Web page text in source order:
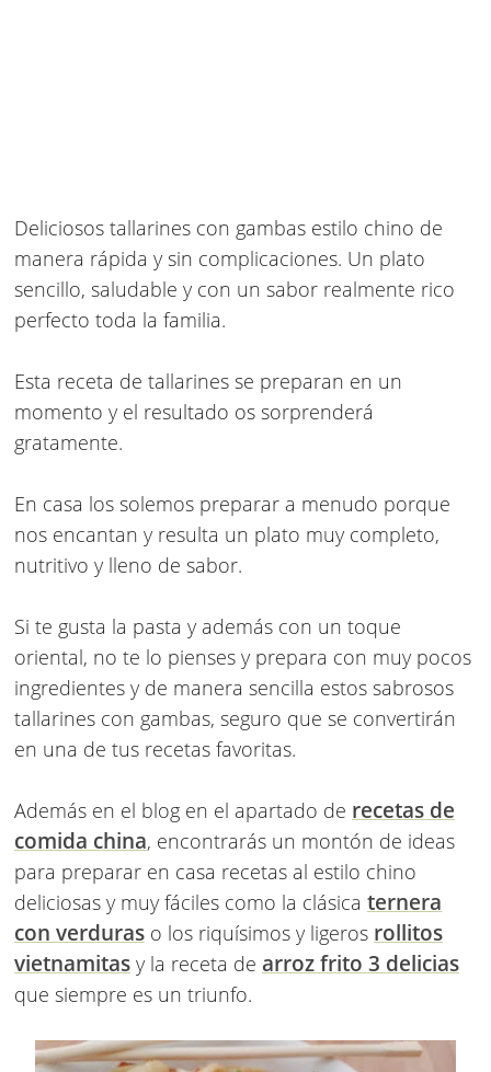
Deliciosos tallarines con gambas estilo chino de
manera rápida y sin complicaciones. Un plato
sencillo, saludable y con un sabor realmente rico
perfecto toda la familia.
Esta receta de tallarines se preparan en un
momento y el resultado os sorprenderá
gratamente.
En casa los solemos preparar a menudo porque
nos encantan y resulta un plato muy completo,
nutritivo y lleno de sabor.
Si te gusta la pasta y además con un toque
oriental, no te lo pienses y prepara con muy pocos
ingredientes y de manera sencilla estos sabrosos
tallarines con gambas, seguro que se convertirán
en una de tus recetas favoritas.
Además en el blog en el apartado de recetas de
comida china, encontrarás un montón de ideas
para preparar en casa recetas al estilo chino
deliciosas y muy fáciles como la clásica ternera
con verduras o los riquísimos y ligeros rollitos
vietnamitas y la receta de arroz frito 3 delicias
que siempre es un triunfo.